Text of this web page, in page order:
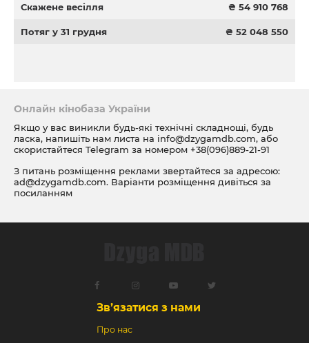
Скажене весілля ₴ 54 910 768
Потяг у 31 грудня ₴ 52 048 550
Онлайн кінобаза України
Якщо у вас виникли будь-які технічні складнощі, будь
ласка, напишіть нам листа на info@dzygamdb.com, або
скористайтеся Telegram за номером +38(096)889-21-91
З питань розміщення реклами звертайтеся за адресою:
ad@dzygamdb.com. Варіанти розміщення дивіться за
посиланням
Зв’язатися з нами
Про нас